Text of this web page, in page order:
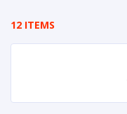
12 ITEMS